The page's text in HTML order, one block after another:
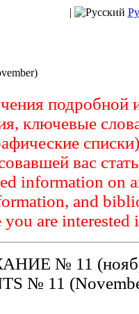
|
подробной
ключевые
вас
information on
and
you are interested
№ 11
№ 11